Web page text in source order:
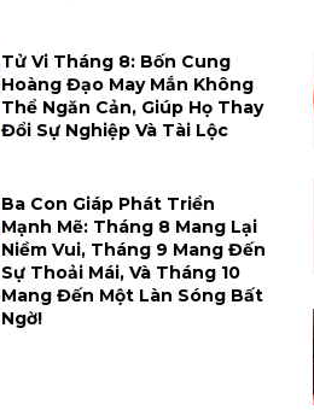
Tử Vi Tháng 8: Bốn Cung
Hoàng Đạo May Mắn Không
Thể Ngăn Cản, Giúp Họ Thay
Đổi Sự Nghiệp Và Tài Lộc
Ba Con Giáp Phát Triển
Mạnh Mẽ: Tháng 8 Mang Lại
Niềm Vui, Tháng 9 Mang Đến
Sự Thoải Mái, Và Tháng 10
Mang Đến Một Làn Sóng Bất
Ngờ!